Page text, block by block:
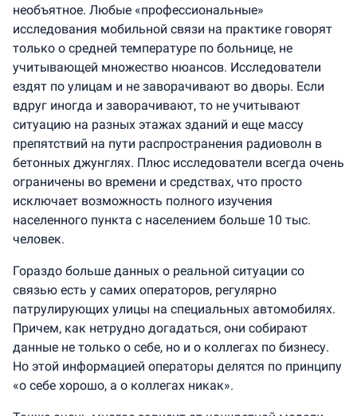
необъятное. Любые «профессиональные»
исследования мобильной связи на практике говорят
только о средней температуре по больнице, не
учитывающей множество нюансов. Исследователи
ездят по улицам и не заворачивают во дворы. Если
вдруг иногда и заворачивают, то не учитывают
ситуацию на разных этажах зданий и еще массу
препятствий на пути распространения радиоволн в
бетонных джунглях. Плюс исследователи всегда очень
ограничены во времени и средствах, что просто
исключает возможность полного изучения
населенного пункта с населением больше 10 тыс.
человек.
Гораздо больше данных о реальной ситуации со
связью есть у самих операторов, регулярно
патрулирующих улицы на специальных автомобилях.
Причем, как нетрудно догадаться, они собирают
данные не только о себе, но и о коллегах по бизнесу.
Но этой информацией операторы делятся по принципу
«о себе хорошо, а о коллегах никак».